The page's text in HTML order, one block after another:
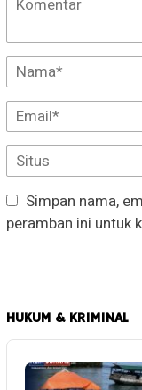
Simpan nama,
peramban ini untuk
HUKUM & KRIMINAL